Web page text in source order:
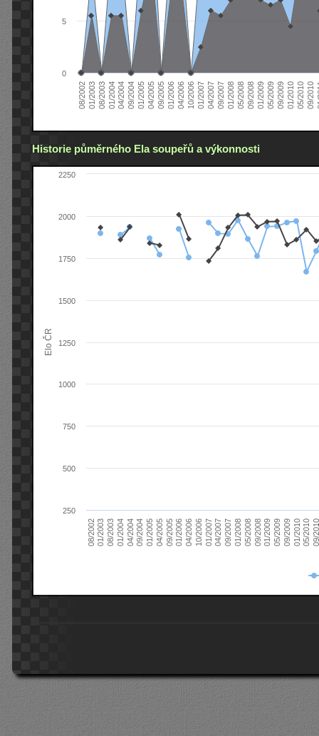
08/200201/200308/200301/200404/200409/200401/200504/200509/200501/200604/200610/200601/200704/200709/200701/200805/200809/200801/200905/200909/200901/201005/201009/2010
0
5
Historie půměrného Ela soupeřů a výkonnosti
Elo ČR
08/200201/200308/200301/200404/200409/200401/200504/200509/200501/200604/200610/200601/200704/200709/200701/200805/200809/200801/200905/200909/200901/201005/201009/
1000
2000
250
500
750
1250
1500
1750
2250